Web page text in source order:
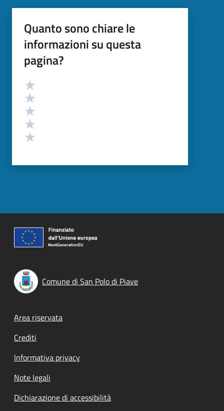
Quanto sono chiare le
informazioni su questa
pagina?
Valutazione
Comune di San Polo di Piave
Footer menu
Area riservata
Crediti
Informativa privacy
Note legali
Dichiarazione di accessibilità